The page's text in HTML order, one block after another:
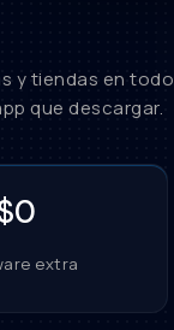
y tiendas en
que descargar.
extra